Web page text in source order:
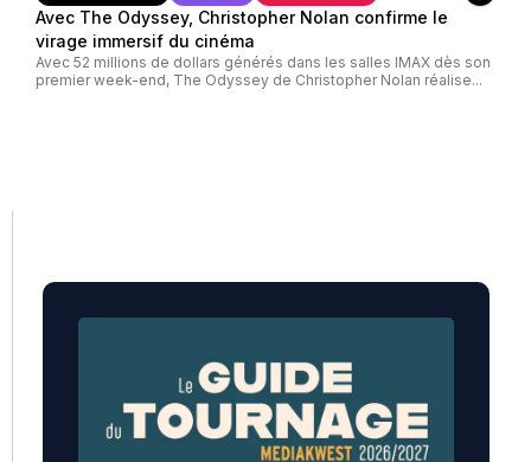
Avec The Odyssey, Christopher Nolan confirme le
virage immersif du cinéma
Avec 52 millions de dollars générés dans les salles IMAX dès son
premier week-end, The Odyssey de Christopher Nolan réalise...